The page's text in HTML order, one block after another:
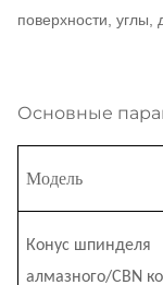
поверхности, углы,
Основные
Модель
Конус шпинделя
алмазного/CBN